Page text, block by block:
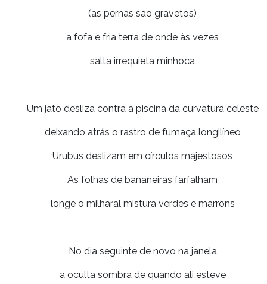
(as pernas são gravetos)
a fofa e fria terra de onde às vezes
salta irrequieta minhoca
Um jato desliza contra a piscina da curvatura celeste
deixando atrás o rastro de fumaça longilíneo
Urubus deslizam em círculos majestosos
As folhas de bananeiras farfalham
longe o milharal mistura verdes e marrons
No dia seguinte de novo na janela
a oculta sombra de quando ali esteve